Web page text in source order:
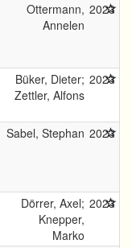
Ottermann,
Annelen
2023
Büker, Dieter;
Zettler, Alfons
2023
Sabel, Stephan 2023
Dörrer, Axel;
Knepper,
Marko
2023